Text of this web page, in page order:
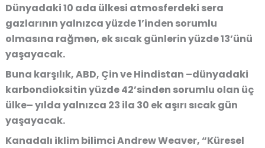
Dünyadaki 10 ada ülkesi atmosferdeki sera
gazlarının yalnızca yüzde 1’inden sorumlu
olmasına rağmen, ek sıcak günlerin yüzde 13’ünü
yaşayacak.
Buna karşılık, ABD, Çin ve Hindistan –dünyadaki
karbondioksitin yüzde 42’sinden sorumlu olan üç
ülke– yılda yalnızca 23 ila 30 ek aşırı sıcak gün
yaşayacak.
Kanadalı iklim bilimci Andrew Weaver, “Küresel